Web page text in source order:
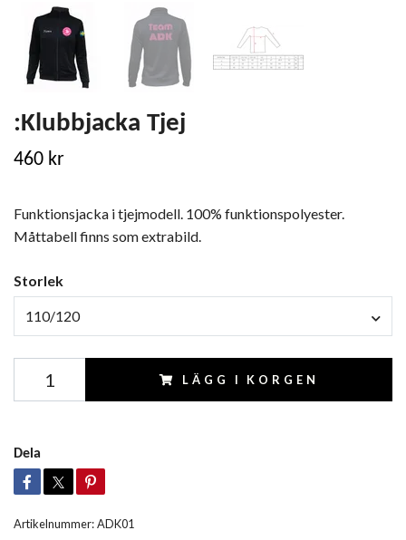
:Klubbjacka Tjej
460 kr
Funktionsjacka i tjejmodell. 100% funktionspolyester.
Måttabell finns som extrabild.
Storlek
110/120
LÄGG I KORGEN
Dela
Artikelnummer:ADK01